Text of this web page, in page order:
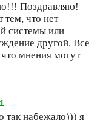
Поздравляю!
тем, что нет
системы или
другой. Все
мнения могут
так набежало))) я